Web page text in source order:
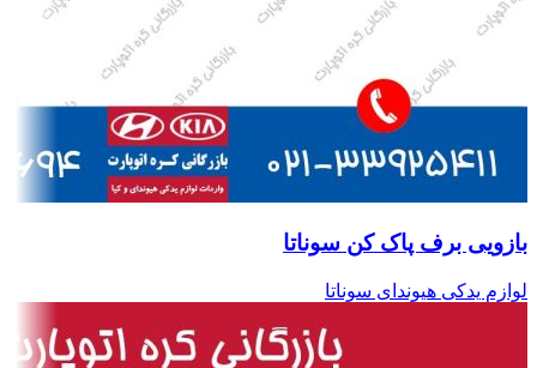
بازویی برف پاک کن سوناتا
لوازم یدکی هیوندای سوناتا